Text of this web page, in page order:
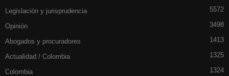
Legislación y jurisprudencia 5572
Opinión 3498
Abogados y procuradores 1413
Actualidad / Colombia 1325
Colombia 1324